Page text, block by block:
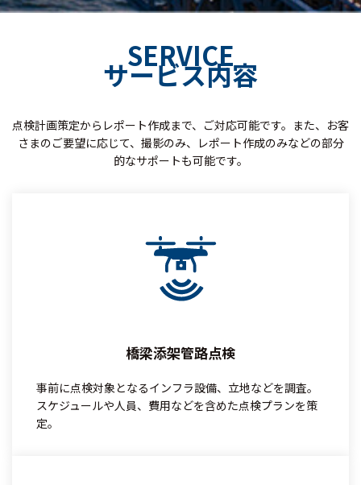
SERVICE
サービス内容
点検計画策定からレポート作成まで、ご対応可能です。 また、お客
さまのご要望に応じて、撮影のみ、レポート作成のみなどの部分
的なサポートも可能です。
橋梁添架管路点検
事前に点検対象となるインフラ設備、立地などを調査。
スケジュールや人員、費用などを含めた点検プランを策
定。